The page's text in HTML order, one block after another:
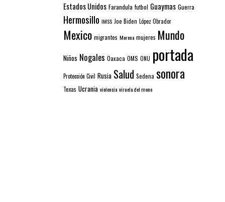
Estados Unidos Farandula futbol Guaymas Guerra
Hermosillo IMSS Joe Biden López Obrador
Mexico migrantes Morena mujeres Mundo
Niños Nogales Oaxaca OMS ONU portada
Protección Civil Rusia Salud Sedena sonora
Texas Ucrania violencia viruela del mono